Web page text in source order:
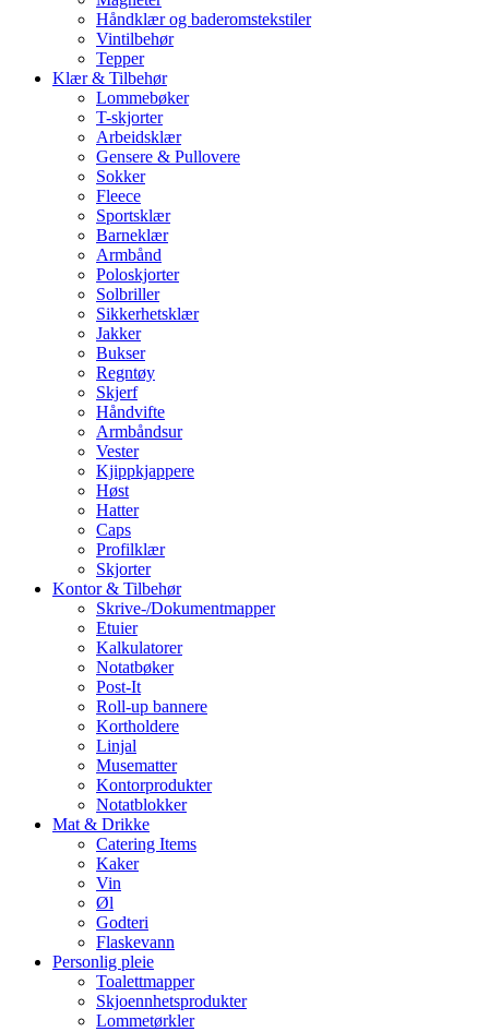
Håndklær og baderomstekstiler
Vintilbehør
Tepper
Klær & Tilbehør
Lommebøker
T-skjorter
Arbeidsklær
Gensere & Pullovere
Sokker
Fleece
Sportsklær
Barneklær
Armbånd
Poloskjorter
Solbriller
Sikkerhetsklær
Jakker
Bukser
Regntøy
Skjerf
Håndvifte
Armbåndsur
Vester
Kjippkjappere
Høst
Hatter
Caps
Profilklær
Skjorter
Kontor & Tilbehør
Skrive-/Dokumentmapper
Etuier
Kalkulatorer
Notatbøker
Post-It
Roll-up bannere
Kortholdere
Linjal
Musematter
Kontorprodukter
Notatblokker
Mat & Drikke
Catering Items
Kaker
Vin
Øl
Godteri
Flaskevann
Personlig pleie
Toalettmapper
Skjoennhetsprodukter
Lommetørkler